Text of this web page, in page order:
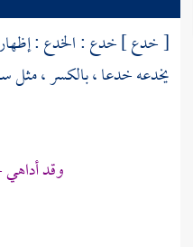
[ خدع ] خدع : الخدع :
يخدعه خدعا ، بالكسر ،
وقد